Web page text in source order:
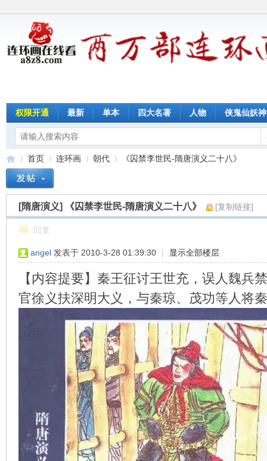
权限开通 最新 单本 四大名著 人物 侠鬼仙妖神
»
首页
›
连环画
›
朝代
›
《囚禁李世民-隋唐演义二十八》
[隋唐演义] 《囚禁李世民-隋唐演义二十八》 [复制链接]
回复
angel 发表于 2010-3-28 01:39:30 | 显示全部楼层
【内容提要】秦王征讨王世充，误人魏兵
官徐义扶深明大义，与秦琼、茂功等人将